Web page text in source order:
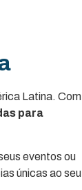
Latina. Com
para
eventos ou
únicas ao seu